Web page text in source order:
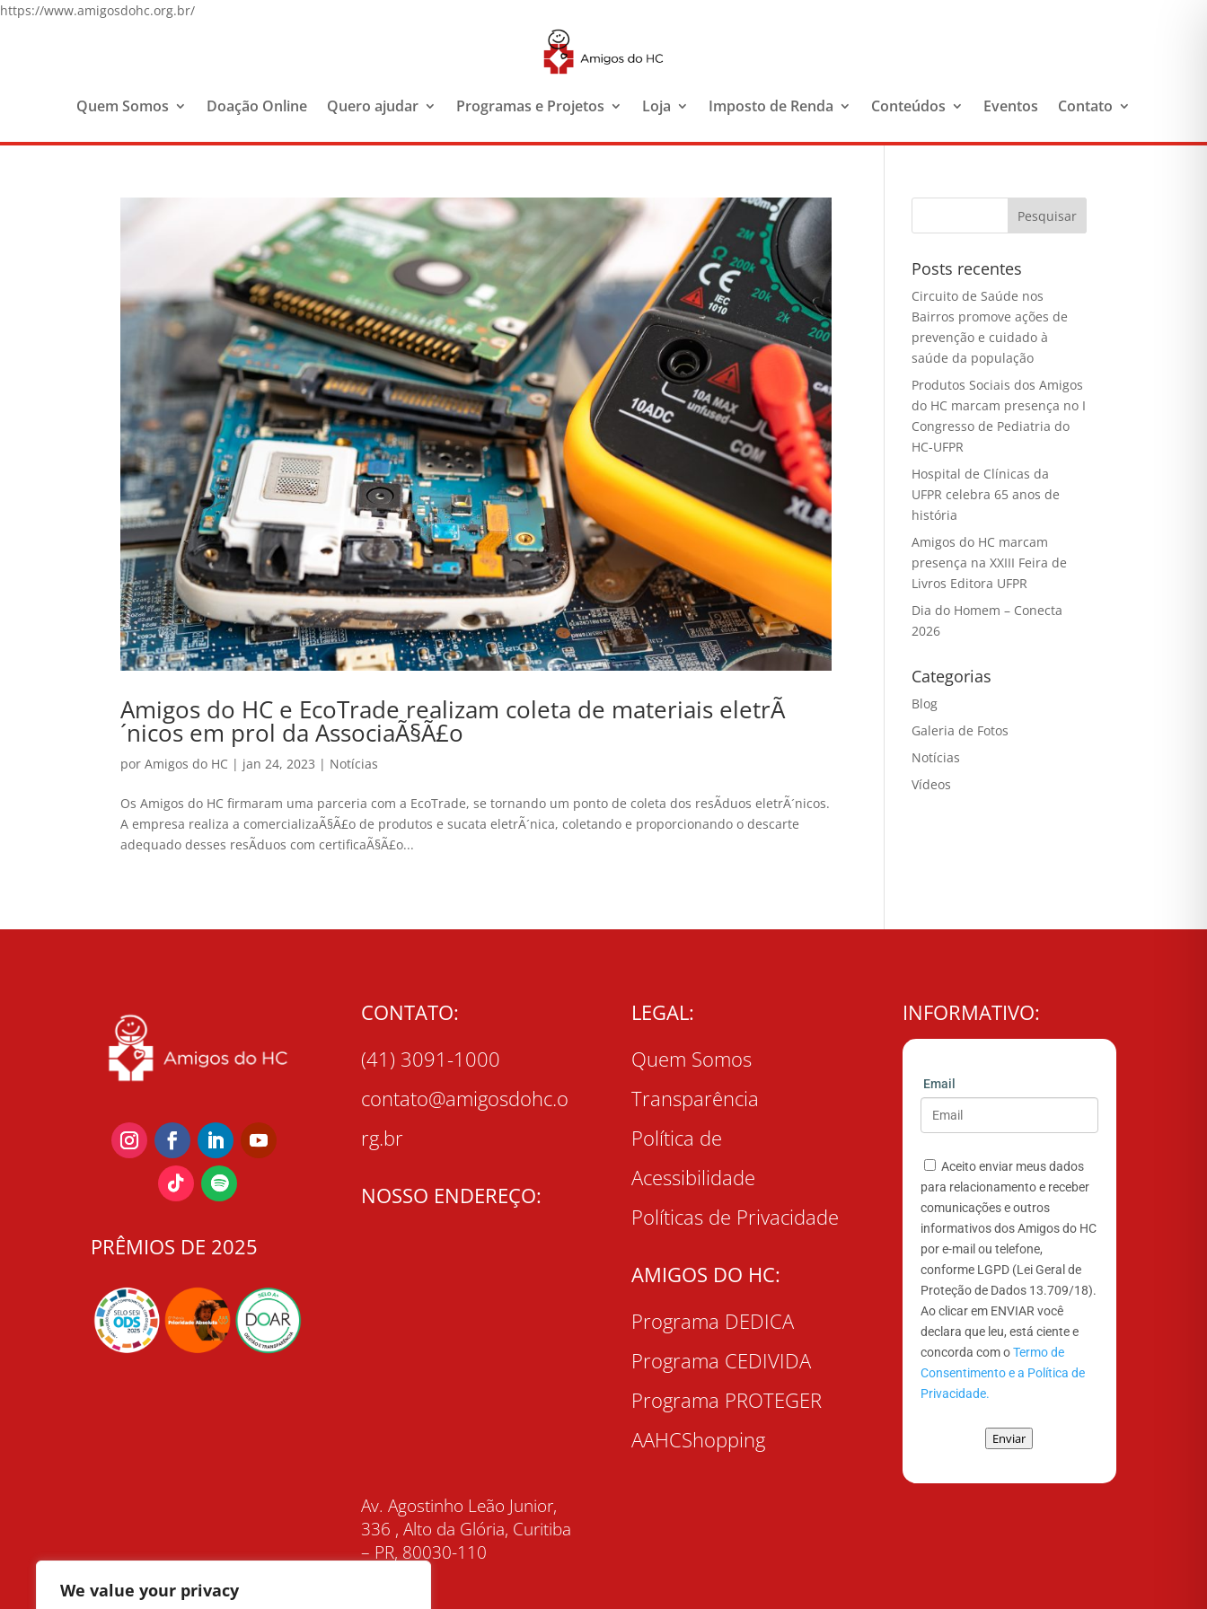
We value your privacy
https://www.amigosdohc.org.br/
Quem Somos Doação Online Quero ajudar Programas e Projetos Loja Imposto de Renda Conteúdos Eventos Contato
Amigos do HC e EcoTrade realizam coleta de materiais eletrÃ
´nicos em prol da AssociaÃ§Ã£o
porAmigos do HC | jan 24, 2023 | Notícias
Os Amigos do HC firmaram uma parceria com a EcoTrade, se tornando um ponto de coleta dos resÃ­duos eletrÃ´nicos.
A empresa realiza a comercializaÃ§Ã£o de produtos e sucata eletrÃ´nica, coletando e proporcionando o descarte
adequado desses resÃ­duos com certificaÃ§Ã£o...
Posts recentes
Circuito de Saúde nos
Bairros promove ações de
prevenção e cuidado à
saúde da população
Produtos Sociais dos Amigos
do HC marcam presença no I
Congresso de Pediatria do
HC-UFPR
Hospital de Clínicas da
UFPR celebra 65 anos de
história
Amigos do HC marcam
presença na XXIII Feira de
Livros Editora UFPR
Dia do Homem – Conecta
2026
Categorias
Blog
Galeria de Fotos
Notícias
Vídeos
PRÊMIOS DE 2025
CONTATO:
(41) 3091-1000
contato@amigosdohc.o
rg.br
NOSSO ENDEREÇO:
Av. Agostinho Leão Junior,
336 , Alto da Glória, Curitiba
– PR, 80030-110
LEGAL:
Quem Somos
Transparência
Política de
Acessibilidade
Políticas de Privacidade
AMIGOS DO HC:
Programa DEDICA
Programa CEDIVIDA
Programa PROTEGER
AAHCShopping
INFORMATIVO:
Email
Aceito enviar meus dados
para relacionamento e receber
comunicações e outros
informativos dos Amigos do HC
por e-mail ou telefone,
conforme LGPD (Lei Geral de
Proteção de Dados 13.709/18).
Ao clicar em ENVIAR você
declara que leu, está ciente e
concorda com oTermo de
Consentimento e a Política de
Privacidade.
Enviar